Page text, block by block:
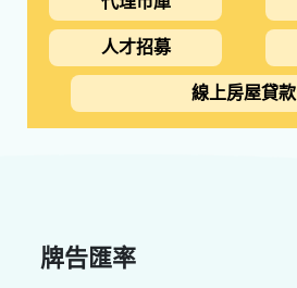
人才招募
線上房屋貸款
牌告匯率